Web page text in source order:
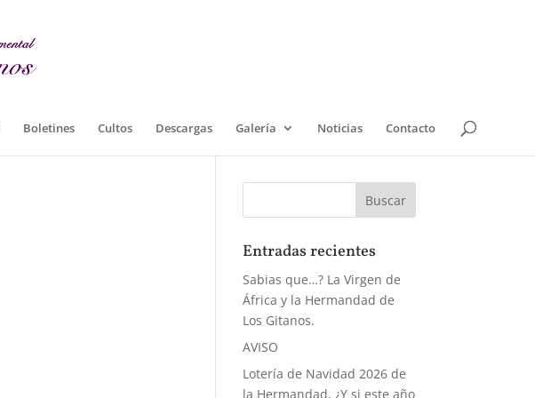
Boletines Cultos Descargas Galería Noticias Contacto
Entradas recientes
Sabias que…? La Virgen de
África y la Hermandad de
Los Gitanos.
AVISO
Lotería de Navidad 2026 de
la Hermandad, ¿Y si este año